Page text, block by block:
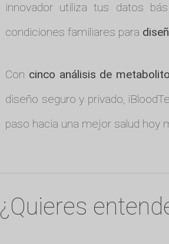
innovador utiliza tus datos
condiciones familiares para
Con cinco análisis de
diseño seguro y privado,
paso hacia una mejor salud hoy
¿Quieres